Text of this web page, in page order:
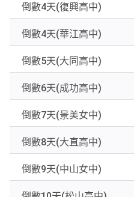
倒數4天(復興高中)
倒數4天(華江高中)
倒數5天(大同高中)
倒數6天(成功高中)
倒數7天(景美女中)
倒數8天(大直高中)
倒數9天(中山女中)